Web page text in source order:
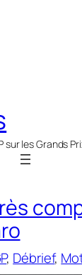
sur les Grands
, Débrief,